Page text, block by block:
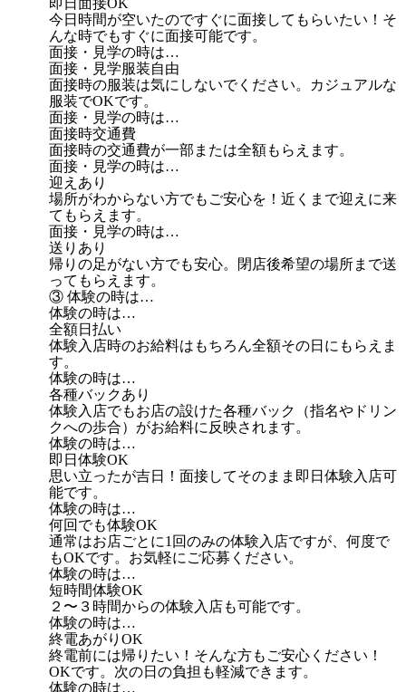
今日時間が空いたのですぐに面接してもらいたい！そ
んな時でもすぐに面接可能です。
面接・見学の時は…
面接・見学服装自由
面接時の服装は気にしないでください。カジュアルな
服装でOKです。
面接・見学の時は…
面接時交通費
面接時の交通費が一部または全額もらえます。
面接・見学の時は…
迎えあり
場所がわからない方でもご安心を！近くまで迎えに来
てもらえます。
面接・見学の時は…
送りあり
帰りの足がない方でも安心。閉店後希望の場所まで送
ってもらえます。
③ 体験の時は…
体験の時は…
全額日払い
体験入店時のお給料はもちろん全額その日にもらえま
す。
体験の時は…
各種バックあり
体験入店でもお店の設けた各種バック（指名やドリン
クへの歩合）がお給料に反映されます。
体験の時は…
即日体験OK
思い立ったが吉日！面接してそのまま即日体験入店可
能です。
体験の時は…
何回でも体験OK
通常はお店ごとに1回のみの体験入店ですが、何度で
もOKです。お気軽にご応募ください。
体験の時は…
短時間体験OK
２〜３時間からの体験入店も可能です。
体験の時は…
終電あがりOK
終電前には帰りたい！そんな方もご安心ください！
OKです。次の日の負担も軽減できます。
体験の時は…